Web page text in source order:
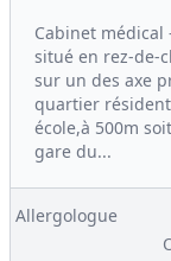
Cabinet médical
situé en rez-de-
sur un des axe
quartier
école,à 500m
gare du...
Allergologue